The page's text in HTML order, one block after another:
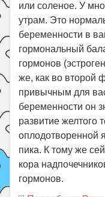
или соленое. У
утрам. Это
беременности в
гормональный
гормонов
же, как во второй
привычным для
беременности он
развитие желтого
оплодотворенной
пика. К тому же
кора
гормонов.